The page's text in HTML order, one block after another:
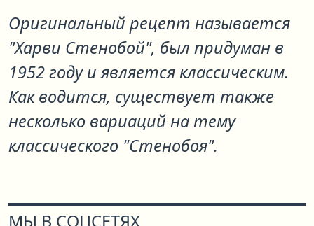
Оригинальный рецепт называется
"Харви Стенобой", был придуман в
1952 году и является классическим.
Как водится, существует также
несколько вариаций на тему
классического "Стенобоя".
МЫ В СОЦСЕТЯХ